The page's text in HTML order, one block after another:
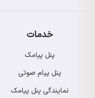
خدمات
پنل پیامک
پنل پیام صوتی
نمایندگی پنل پیامک